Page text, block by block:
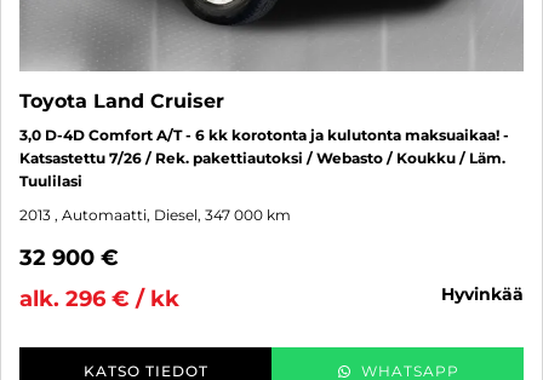
Toyota Land Cruiser
3,0 D-4D Comfort A/T - 6 kk korotonta ja kulutonta maksuaikaa! -
Katsastettu 7/26 / Rek. pakettiautoksi / Webasto / Koukku / Läm.
Tuulilasi
2013 , Automaatti, Diesel, 347 000 km
32 900 €
alk. 296 € / kk
hyvinkää
KATSO TIEDOT WHATSAPP